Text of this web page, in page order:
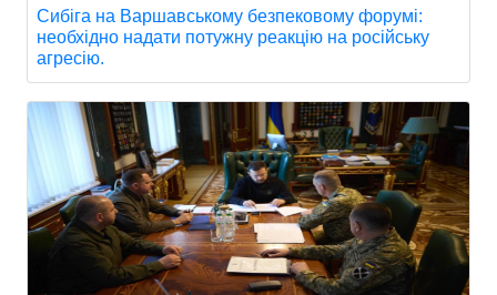
Сибіга на Варшавському безпековому форумі:
необхідно надати потужну реакцію на російську
агресію.